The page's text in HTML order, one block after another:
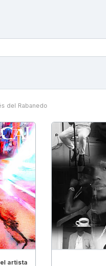
del Rabanedo
artista